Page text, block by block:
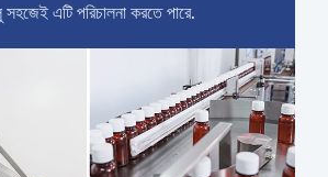
এটি পরিচালনা করতে পারে.